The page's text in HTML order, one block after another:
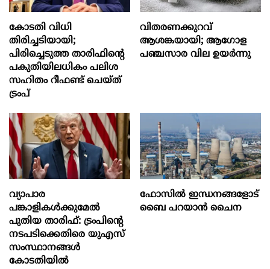
കോടതി വിധി
തിരിച്ചടിയായി;
പിരിച്ചെടുത്ത താരിഫിന്‍റെ
പകുതിയിലധികം പലിശ
സഹിതം റീഫണ്ട് ചെയ്ത്
ട്രംപ്
വിതരണക്കുറവ്
ആശങ്കയായി; ആഗോള
പഞ്ചസാര വില ഉയര്‍ന്നു
വ്യാപാര
പങ്കാളികൾക്കുമേൽ
പുതിയ താരിഫ്: ട്രംപിന്‍റെ
നടപടിക്കെതിരെ യുഎസ്
സംസ്ഥാനങ്ങൾ
കോടതിയിൽ
ഫോസിൽ ഇന്ധനങ്ങളോട്
ബൈ പറയാൻ ചൈന